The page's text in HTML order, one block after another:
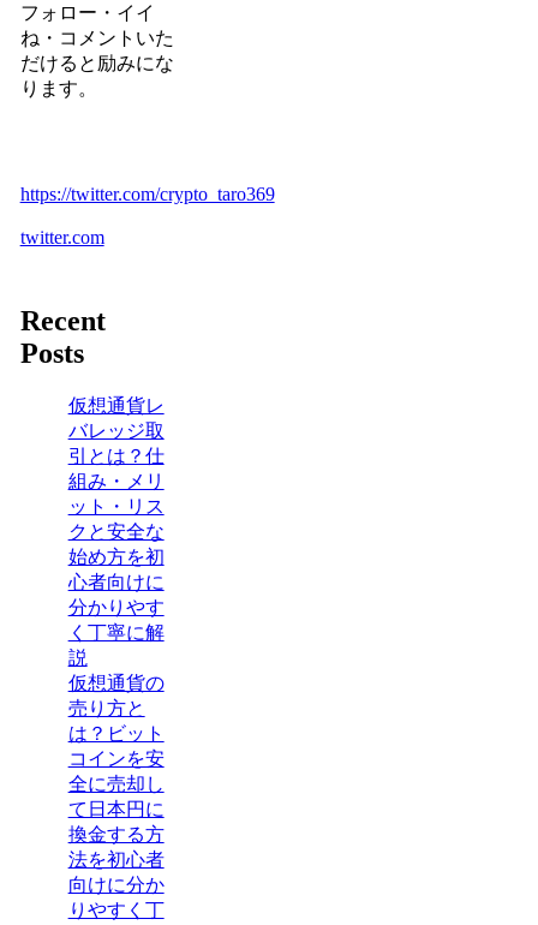
フォロー・イイ
ね・コメントいた
だけると励みにな
ります。
https://twitter.com/crypto_taro369
twitter.com
Recent
Posts
仮想通貨レ
バレッジ取
引とは？仕
組み・メリ
ット・リス
クと安全な
始め方を初
心者向けに
分かりやす
く丁寧に解
説
仮想通貨の
売り方と
は？ビット
コインを安
全に売却し
て日本円に
換金する方
法を初心者
向けに分か
りやすく丁